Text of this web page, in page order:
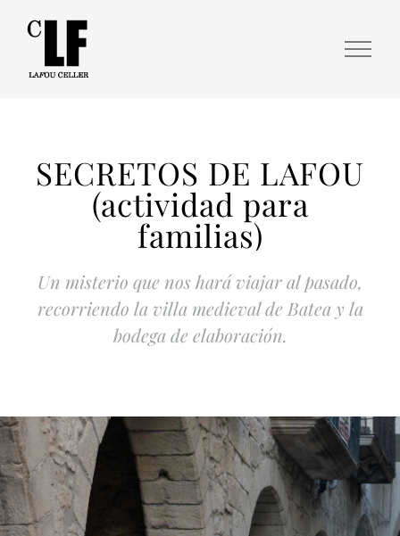
SECRETOS DE LAFOU
(actividad para
familias)
Un misterio que nos hará viajar al pasado,
recorriendo la villa medieval de Batea y la
bodega de elaboración.